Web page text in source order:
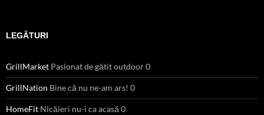
LEGĂTURI
GrillMarket Pasionat de gătit outdoor 0
GrillNation Bine că nu ne-am ars! 0
HomeFit Nicăieri nu-i ca acasă 0